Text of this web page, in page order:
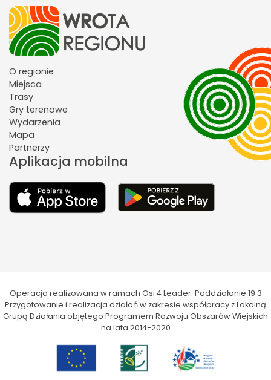
O regionie
Miejsca
Trasy
Gry terenowe
Wydarzenia
Mapa
Partnerzy
Aplikacja mobilna
Operacja realizowana w ramach Osi 4 Leader. Poddziałanie 19.3
Przygotowanie i realizacja działań w zakresie współpracy z Lokalną
Grupą Działania objętego Programem Rozwoju Obszarów Wiejskich
na lata 2014-2020